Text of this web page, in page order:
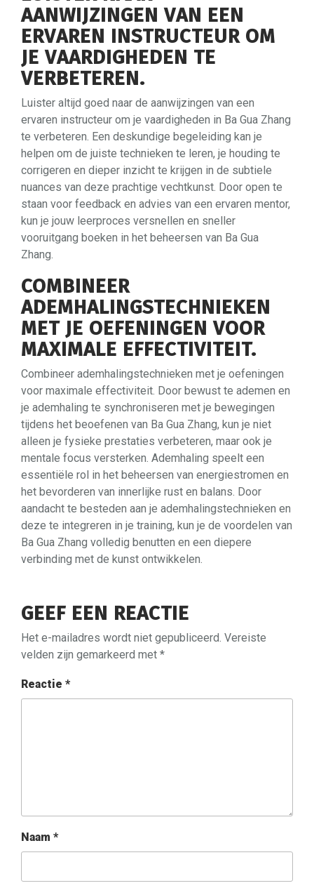
AANWIJZINGEN VAN EEN
ERVAREN INSTRUCTEUR OM
JE VAARDIGHEDEN TE
VERBETEREN.
Luister altijd goed naar de aanwijzingen van een
ervaren instructeur om je vaardigheden in Ba Gua Zhang
te verbeteren. Een deskundige begeleiding kan je
helpen om de juiste technieken te leren, je houding te
corrigeren en dieper inzicht te krijgen in de subtiele
nuances van deze prachtige vechtkunst. Door open te
staan voor feedback en advies van een ervaren mentor,
kun je jouw leerproces versnellen en sneller
vooruitgang boeken in het beheersen van Ba Gua
Zhang.
COMBINEER
ADEMHALINGSTECHNIEKEN
MET JE OEFENINGEN VOOR
MAXIMALE EFFECTIVITEIT.
Combineer ademhalingstechnieken met je oefeningen
voor maximale effectiviteit. Door bewust te ademen en
je ademhaling te synchroniseren met je bewegingen
tijdens het beoefenen van Ba Gua Zhang, kun je niet
alleen je fysieke prestaties verbeteren, maar ook je
mentale focus versterken. Ademhaling speelt een
essentiële rol in het beheersen van energiestromen en
het bevorderen van innerlijke rust en balans. Door
aandacht te besteden aan je ademhalingstechnieken en
deze te integreren in je training, kun je de voordelen van
Ba Gua Zhang volledig benutten en een diepere
verbinding met de kunst ontwikkelen.
GEEF EEN REACTIE
Het e-mailadres wordt niet gepubliceerd. Vereiste
velden zijn gemarkeerd met *
Reactie *
Naam *